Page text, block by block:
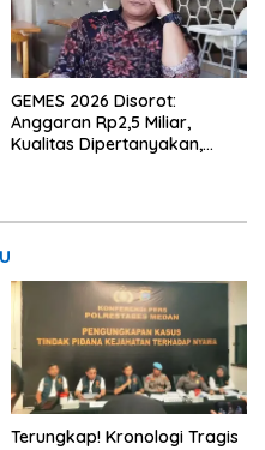
GEMES 2026 Disorot:
Anggaran Rp2,5 Miliar,
Kualitas Dipertanyakan,
Terungkap! Kronologi Tragis